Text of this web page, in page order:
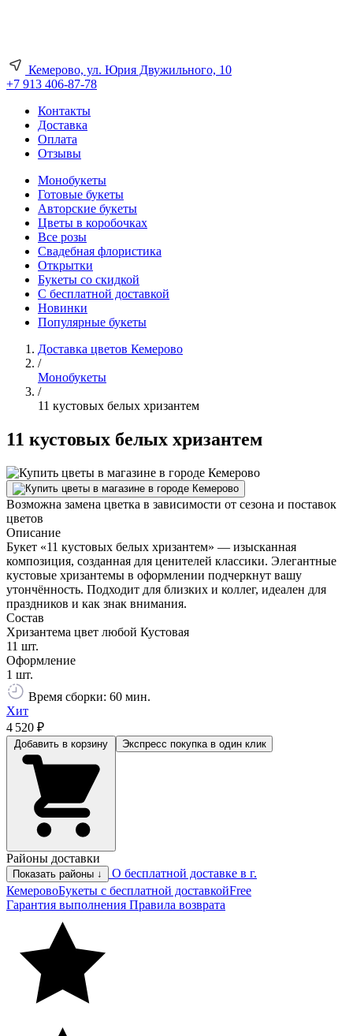
Кемерово, ул. Юрия Двужильного, 10
+7 913 406-87-78
Контакты
Доставка
Оплата
Отзывы
Монобукеты
Готовые букеты
Авторские букеты
Цветы в коробочках
Все розы
Свадебная флористика
Открытки
Букеты со скидкой
С бесплатной доставкой
Новинки
Популярные букеты
Доставка цветов Кемерово
/
Монобукеты
/
11 кустовых белых хризантем
11 кустовых белых хризантем
Возможна замена цветка в зависимости от сезона и поставок
цветов
Описание
Букет «11 кустовых белых хризантем» — изысканная
композиция, созданная для ценителей классики. Элегантные
кустовые хризантемы в оформлении подчеркнут вашу
утончённость. Подходит для близких и коллег, идеален для
праздников и как знак внимания.
Состав
Хризантема цвет любой Кустовая
11 шт.
Оформление
1 шт.
Время сборки: 60 мин.
Хит
4 520 ₽
Экспресс покупка в один клик
Районы доставки
Показать районы ↓
О бесплатной доставке в г.
КемеровоБукеты с бесплатной доставкойFree
Гарантия выполнения Правила возврата